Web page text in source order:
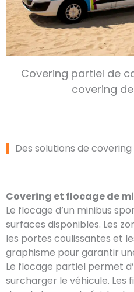
Covering partiel de
covering
Des solutions de
Covering et flocage de
Le flocage d’un minibus
surfaces disponibles. Les
les portes coulissantes et
graphisme pour garantir
Le flocage partiel permet
surcharger le véhicule. Les